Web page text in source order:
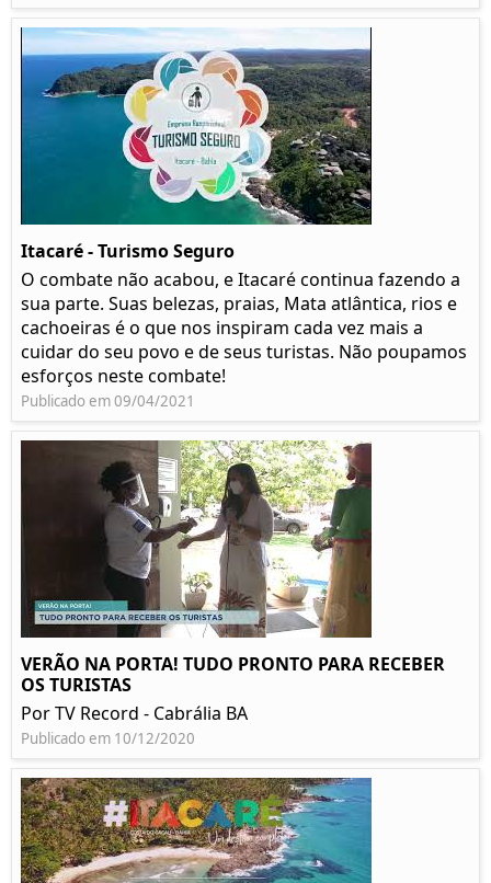
Itacaré - Turismo Seguro
O combate não acabou, e Itacaré continua fazendo a
sua parte. Suas belezas, praias, Mata atlântica, rios e
cachoeiras é o que nos inspiram cada vez mais a
cuidar do seu povo e de seus turistas. Não poupamos
esforços neste combate!
Publicado em 09/04/2021
VERÃO NA PORTA! TUDO PRONTO PARA RECEBER
OS TURISTAS
Por TV Record - Cabrália BA
Publicado em 10/12/2020